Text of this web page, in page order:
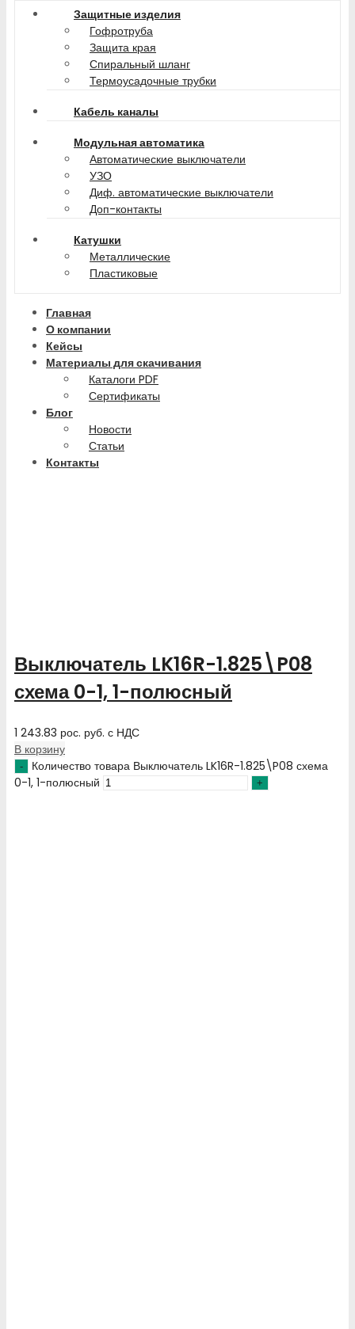
Защитные изделия
Гофротруба
Защита края
Спиральный шланг
Термоусадочные трубки
Кабель каналы
Модульная автоматика
Автоматические выключатели
УЗО
Диф. автоматические выключатели
Доп-контакты
Катушки
Металлические
Пластиковые
Главная
О компании
Кейсы
Материалы для скачивания
Каталоги PDF
Сертификаты
Блог
Новости
Статьи
Контакты
Выключатель LK16R-1.825\P08
схема 0-1, 1-полюсный
1 243.83 рос. руб. с НДС
В корзину
Количество товара Выключатель LK16R-1.825\P08 схема
0-1, 1-полюсный